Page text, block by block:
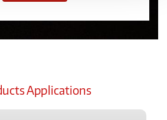
Applications